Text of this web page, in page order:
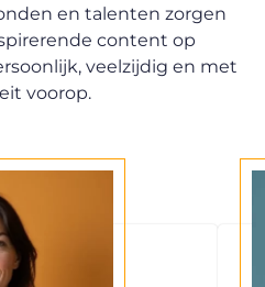
en talenten zorgen
content op
veelzijdig en met
voorop.